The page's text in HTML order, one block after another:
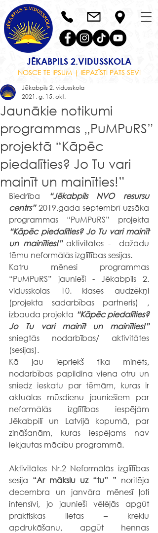
JĒKABPILS 2.VIDUSSKOLA
NOSCE TE IPSUM | IEPAZĪSTI PATS SEVI
Jaunākie notikumi
programmas „PuMPuRS”
projektā “Kāpēc
piedalīties? Jo Tu vari
mainīt un mainīties!”
Jēkabpils 2. vidusskola
2021. g. 15. okt.
Biedrība
“Jēkabpils NVO resursu
centrs” 2019.gada septembrī uzsāka
“Kāpēc piedalīties? Jo Tu vari mainīt
un mainīties!” aktivitātes -  dažādu
tēmu neformālās izglītības sesijas.
Katru mēnesi programmas
“PuMPuRS” jaunieši - Jēkabpils 2.
vidusskolas 10. klases audzēkņi
(projekta sadarbības partneris) ,
izbauda projekta “Kāpēc piedalīties?
Jo Tu vari mainīt un mainīties!”
sniegtās nodarbības/ aktivitātes
(sesijas).
Kā jau iepriekš tika minēts,
nodarbības papildina viena otru un
sniedz ieskatu par tēmām, kuras ir
aktuālas mūsdienu jauniešiem par
neformālās izglītības iespējām
Jēkabpilī un Latvijā kopumā, par
zināšanām, kuras iespējams nav
iekļautas mācību programmā.
Aktivitātes Nr.2 Neformālās izglītības
sesija “Ar mākslu uz “tu” ” noritēja
decembra un janvāra mēnesī ļoti
intensīvi, jo jaunieši vēlējās apgūt
praktiskas lietas – kreklu
apdrukāšanu, apgūt hennas